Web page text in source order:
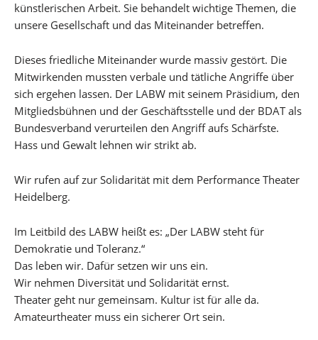
künstlerischen Arbeit. Sie behandelt wichtige Themen, die
unsere Gesellschaft und das Miteinander betreffen.
Dieses friedliche Miteinander wurde massiv gestört. Die
Mitwirkenden mussten verbale und tätliche Angriffe über
sich ergehen lassen. Der LABW mit seinem Präsidium, den
Mitgliedsbühnen und der Geschäftsstelle und der BDAT als
Bundesverband verurteilen den Angriff aufs Schärfste.
Hass und Gewalt lehnen wir strikt ab.
Wir rufen auf zur Solidarität mit dem Performance Theater
Heidelberg.
Im Leitbild des LABW heißt es: „Der LABW steht für
Demokratie und Toleranz.“
Das leben wir. Dafür setzen wir uns ein.
Wir nehmen Diversität und Solidarität ernst.
Theater geht nur gemeinsam. Kultur ist für alle da.
Amateurtheater muss ein sicherer Ort sein.